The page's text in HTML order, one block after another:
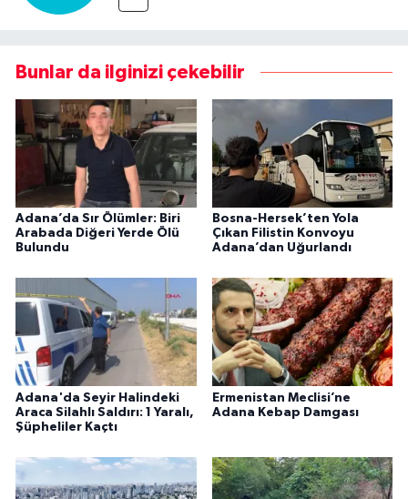
Bunlar da ilginizi çekebilir
Adana’da Sır Ölümler: Biri
Arabada Diğeri Yerde Ölü
Bulundu
Bosna-Hersek’ten Yola
Çıkan Filistin Konvoyu
Adana’dan Uğurlandı
Adana'da Seyir Halindeki
Araca Silahlı Saldırı: 1 Yaralı,
Şüpheliler Kaçtı
Ermenistan Meclisi’ne
Adana Kebap Damgası